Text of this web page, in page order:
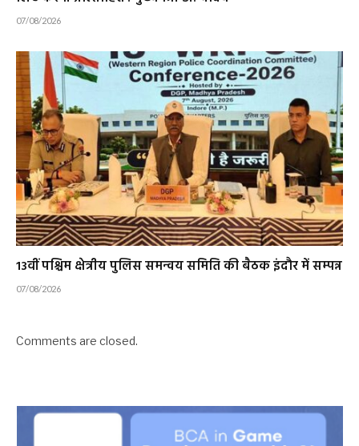
07/08/2026
13वीं पश्चिम क्षेत्रीय पुलिस समन्वय समिति की बैठक इंदौर में सम्पन्न
07/08/2026
Comments are closed.